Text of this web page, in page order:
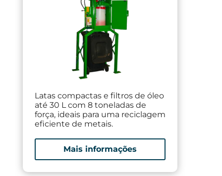
Latas compactas e filtros de óleo
até 30 L com 8 toneladas de
força, ideais para uma reciclagem
eficiente de metais.
Mais informações